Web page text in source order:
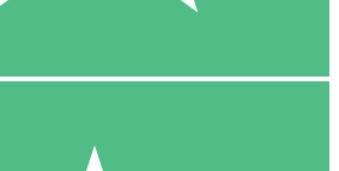
10 Downloads